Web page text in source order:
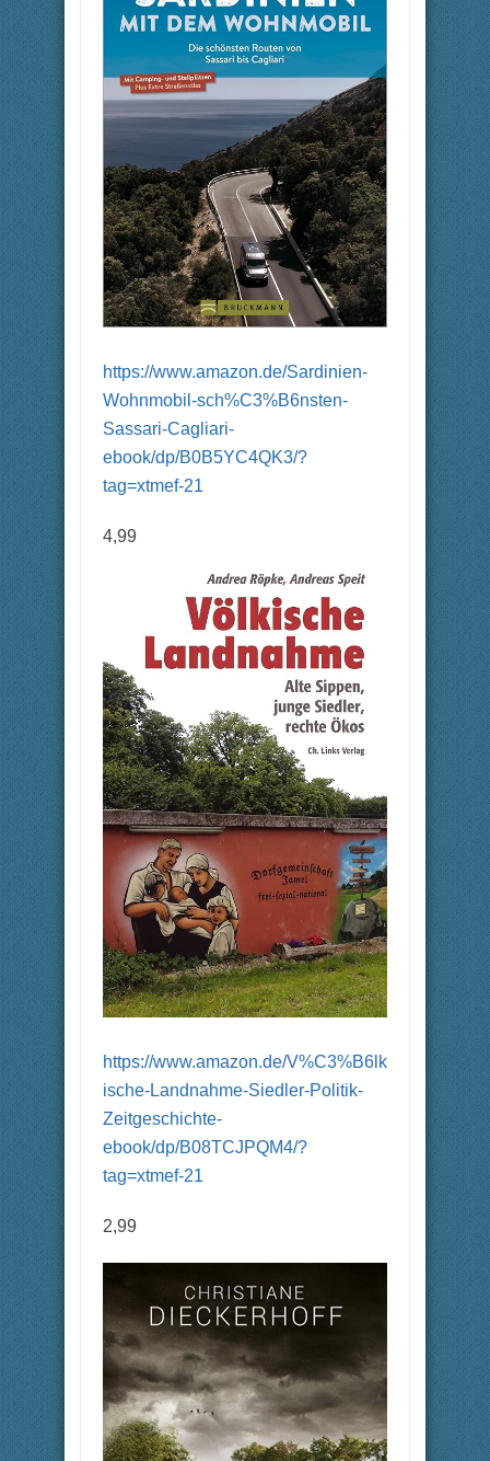
https://www.amazon.de/Sardinien-
Wohnmobil-sch%C3%B6nsten-
Sassari-Cagliari-
ebook/dp/B0B5YC4QK3/?
tag=xtmef-21
4,99
https://www.amazon.de/V%C3%B6lk
ische-Landnahme-Siedler-Politik-
Zeitgeschichte-
ebook/dp/B08TCJPQM4/?
tag=xtmef-21
2,99